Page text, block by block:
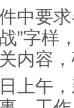
中要
”字样
内容
上午